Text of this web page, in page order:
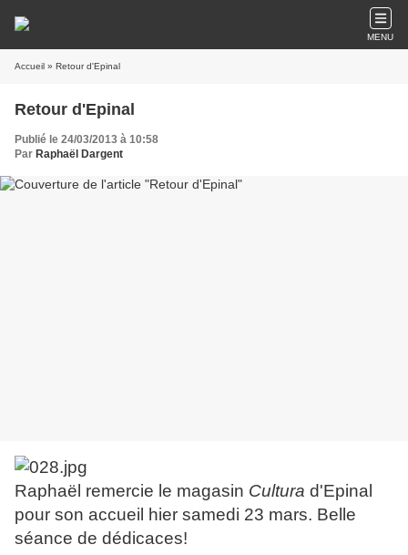
MENU
Accueil » Retour d'Epinal
Retour d'Epinal
Publié le 24/03/2013 à 10:58
Par Raphaël Dargent
Raphaël remercie le magasin Cultura d'Epinal
pour son accueil hier samedi 23 mars. Belle
séance de dédicaces!